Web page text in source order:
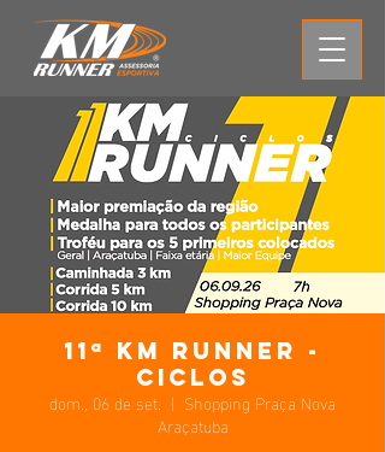
11ª KM Runner -
Ciclos
dom., 06 de set.
  |
Shopping Praça Nova
Araçatuba